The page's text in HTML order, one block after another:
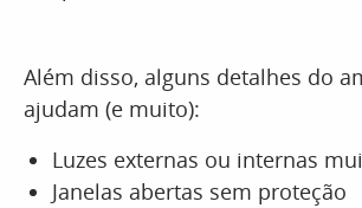
Além disso, alguns detalhes do
ajudam (e muito):
Luzes externas ou internas
Janelas abertas sem proteção